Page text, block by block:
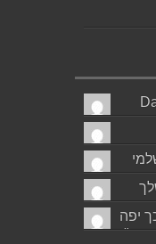
יפה